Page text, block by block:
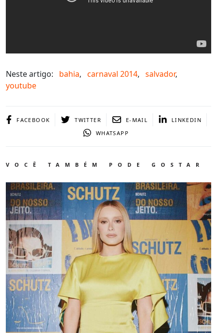
Neste artigo: bahia, carnaval 2014, salvador,
youtube
FACEBOOK TWITTER E-MAIL
LINKEDIN
WHATSAPP
VOCÊ TAMBÉM PODE GOSTAR